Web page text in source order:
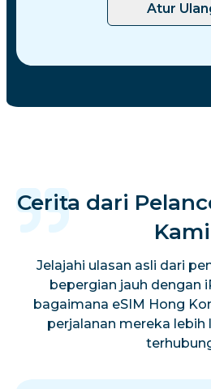
Atur
Cerita dari
Kami
Jelajahi ulasan asli dari
bepergian jauh dengan
bagaimana eSIM Hong
perjalanan mereka lebih